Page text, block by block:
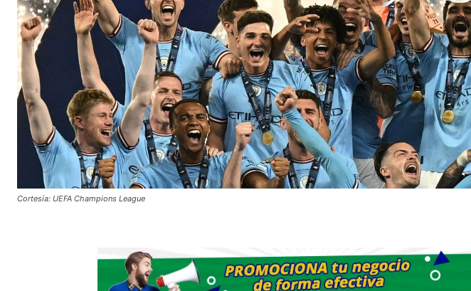
Cortesía: UEFA Champions League